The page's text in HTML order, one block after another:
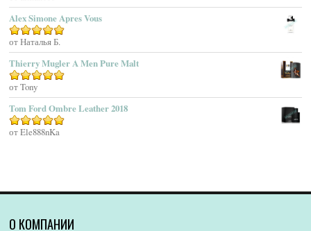
Aigner
Aj Arabia (Widian)
Ajmal
Akro
Al Hamatt
Al Haramain
Al-Jazeera
Alex Simone
Alex Simone Apres Vous
Оценка5из 5
от Наталья Б.
Thierry Mugler A Men Pure Malt
Оценка
от Tony
Tom Ford Ombre Leather 2018
Оценка5из 5
от Ele888nKa
О КОМПАНИИ